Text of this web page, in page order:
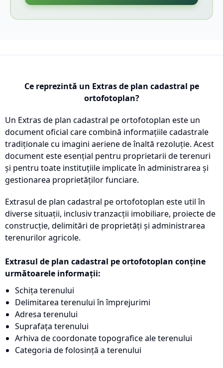
Ce reprezintă un Extras de plan cadastral pe
ortofotoplan?
Un Extras de plan cadastral pe ortofotoplan este un
document oficial care combină informațiile cadastrale
tradiționale cu imagini aeriene de înaltă rezoluție. Acest
document este esențial pentru proprietarii de terenuri
și pentru toate instituțiile implicate în administrarea și
gestionarea proprietăților funciare.
Extrasul de plan cadastral pe ortofotoplan este util în
diverse situații, inclusiv tranzacții imobiliare, proiecte de
construcție, delimitări de proprietăți și administrarea
terenurilor agricole.
Extrasul de plan cadastral pe ortofotoplan conține
următoarele informații:
Schița terenului
Delimitarea terenului în împrejurimi
Adresa terenului
Suprafața terenului
Arhiva de coordonate topografice ale terenului
Categoria de folosință a terenului